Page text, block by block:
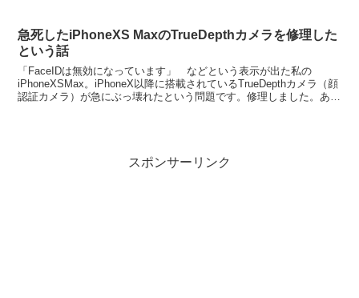
急死したiPhoneXS MaxのTrueDepthカメラを修理した
という話
「FaceIDは無効になっています」 などという表示が出た私の
iPhoneXSMax。iPhoneX以降に搭載されているTrueDepthカメラ（顔
認証カメラ）が急にぶっ壊れたという問題です。修理しました。あ、
スポンサーリンク